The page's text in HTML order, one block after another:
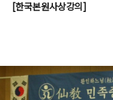
[한국본원사상강의]